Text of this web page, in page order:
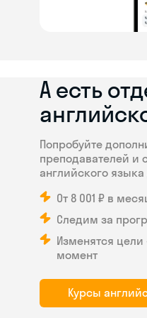
А есть
Попробуйте
преподавателей и
английского
От 8 001 ₽ в
Следим за
Изменятся
момент
Курсы